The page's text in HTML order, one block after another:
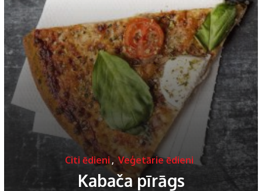
Citi ēdieni,Veģetārie ēdieni
Kabača pīrāgs